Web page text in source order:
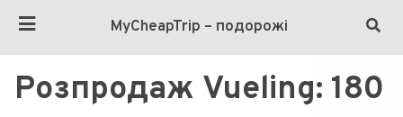
MyCheapTrip – подорожі
Розпродаж Vueling: 180